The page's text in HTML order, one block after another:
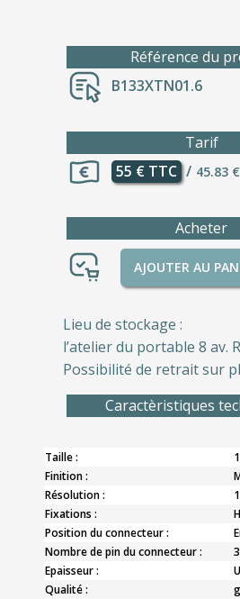
Référence du
B133XTN01.6
Tarif
55 € TTC / 45.83
Acheter
AJOUTER AU
Lieu de stockage :
l’atelier du portable 8 av.
Possibilité de retrait sur
Caractèristiques
Taille :
Finition :
Résolution :
Fixations :
Position du connecteur :
Nombre de pin du connecteur :
Epaisseur :
Qualité :